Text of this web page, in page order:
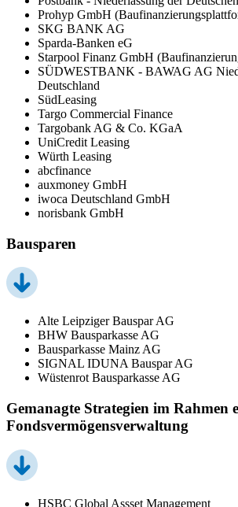
Prohyp GmbH
SKG BANK AG
Sparda-Banken eG
Starpool Finanz GmbH
SÜDWESTBANK - BAWAG AG
Deutschland
SüdLeasing
Targo Commercial Finance
Targobank AG & Co. KGaA
UniCredit Leasing
Würth Leasing
abcfinance
auxmoney GmbH
iwoca Deutschland GmbH
norisbank GmbH
Bausparen
Alte Leipziger Bauspar AG
BHW Bausparkasse AG
Bausparkasse Mainz AG
SIGNAL IDUNA Bauspar AG
Wüstenrot Bausparkasse AG
Gemanagte Strategien im Rahmen
Fondsvermögensverwaltung
HSBC Global Assset Management